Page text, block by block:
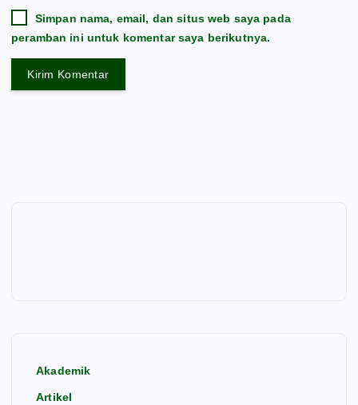
Simpan nama, email, dan situs web saya pada
peramban ini untuk komentar saya berikutnya.
Akademik
Artikel